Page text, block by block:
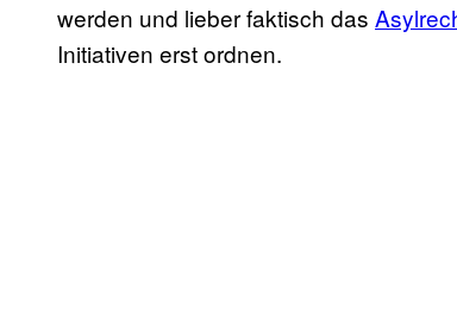
werden und lieber faktisch das
Initiativen erst ordnen.